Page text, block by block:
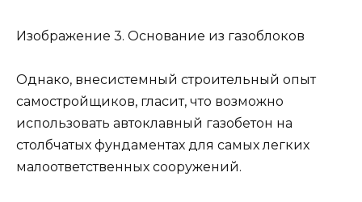
Изображение 3. Основание из газоблоков
Однако, внесистемный строительный опыт
самостройщиков, гласит, что возможно
использовать автоклавный газобетон на
столбчатых фундаментах для самых легких
малоответственных сооружений.